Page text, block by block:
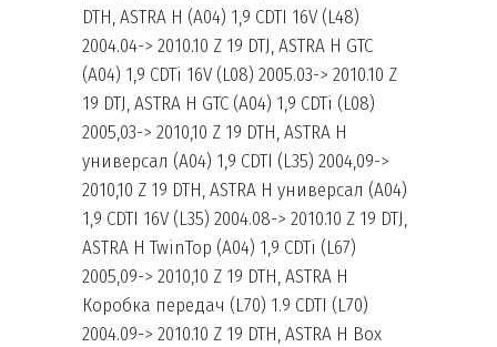
DTH, ASTRA H (A04) 1,9 CDTI 16V (L48)
2004.04-> 2010.10 Z 19 DTJ, ASTRA H GTC
(A04) 1,9 CDTi 16V (L08) 2005.03-> 2010.10 Z
19 DTJ, ASTRA H GTC (A04) 1,9 CDTi (L08)
2005,03-> 2010,10 Z 19 DTH, ASTRA H
универсал (A04) 1,9 CDTI (L35) 2004,09->
2010,10 Z 19 DTH, ASTRA H универсал (A04)
1,9 CDTI 16V (L35) 2004.08-> 2010.10 Z 19 DTJ,
ASTRA H TwinTop (A04) 1,9 CDTi (L67)
2005,09-> 2010,10 Z 19 DTH, ASTRA H
Коробка передач (L70) 1.9 CDTI (L70)
2004.09-> 2010.10 Z 19 DTH, ASTRA H Box